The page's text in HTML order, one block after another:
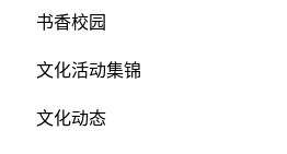
书香校园
文化活动集锦
文化动态